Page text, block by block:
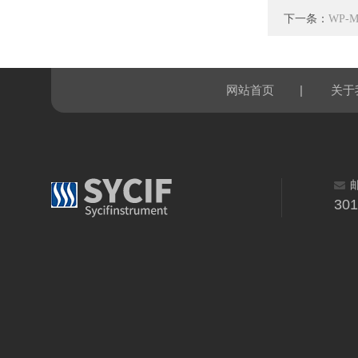
下一条： WP-
网站首页 | 关于